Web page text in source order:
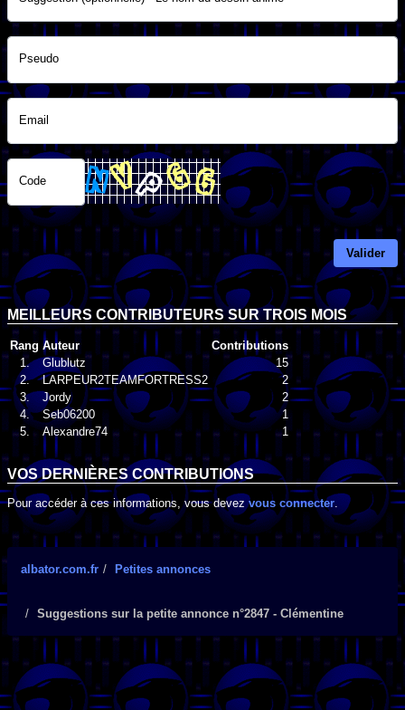
Pseudo
Email
Code
Valider
MEILLEURS CONTRIBUTEURS SUR TROIS MOIS
Rang Auteur
Contributions
1.
Glublutz
15
2.
LARPEUR2TEAMFORTRESS2
2
3.
Jordy
2
4.
Seb06200
1
5.
Alexandre74 1
VOS DERNIÈRES CONTRIBUTIONS
Pour accéder à ces informations, vous devezvous connecter
albator.com.fr Petites annonces
Suggestions sur la petite annonce n°2847 - Clémentine